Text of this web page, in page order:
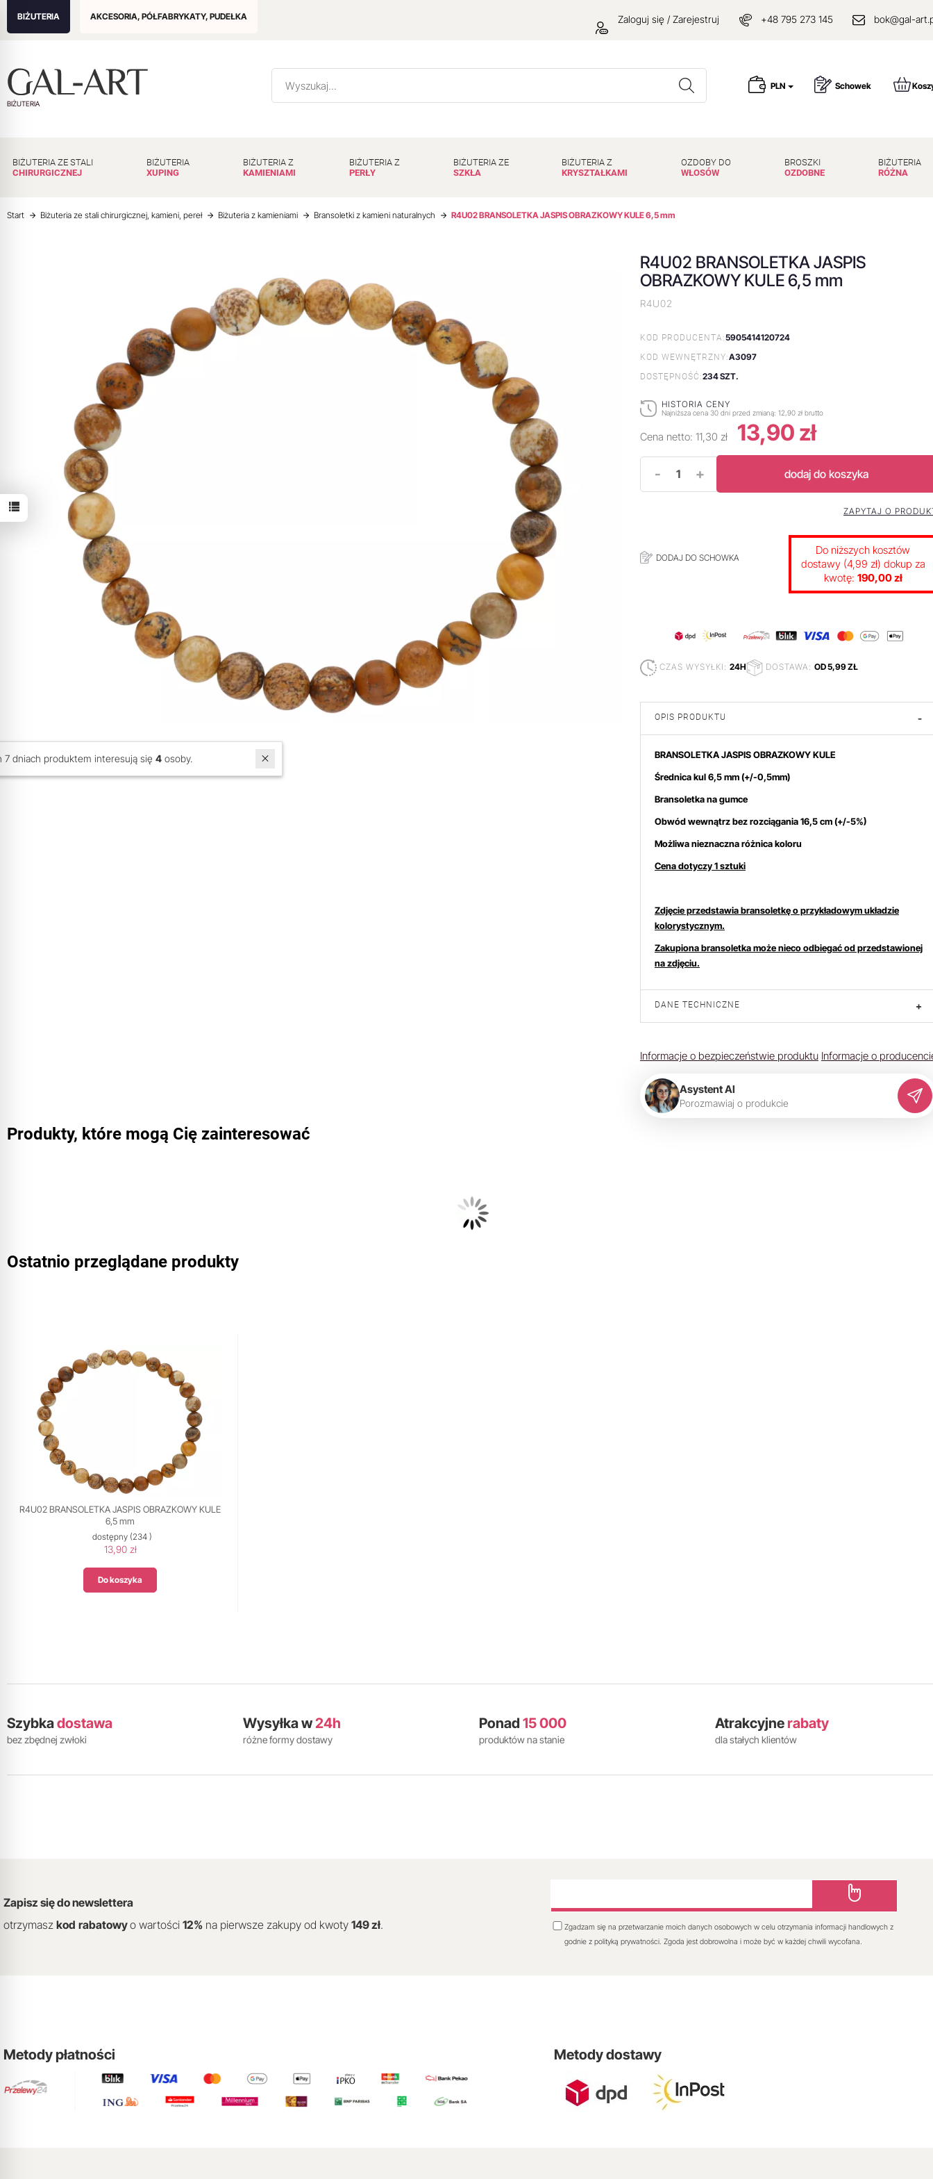
BIŻUTERIA AKCESORIA, PÓŁFABRYKATY, PUDEŁKA Zaloguj się / Zarejestruj +48 795 273 145 bok@gal-
BIŻUTERIA
Wyszukaj PLN Schowek
BIŻUTERIA ZE STALI
CHIRURGICZNEJ
BIŻUTERIA
XUPING
BIŻUTERIA Z
KAMIENIAMI
BIŻUTERIA Z
PERŁY
BIŻUTERIA ZE
SZKŁA
BIŻUTERIA Z
KRYSZTAŁKAMI
OZDOBY DO
WŁOSÓW
BROSZKI
OZDOBNE
BIŻUTERIA
RÓŻNA
Start Biżuteria ze stali chirurgicznej, kamieni, pereł Biżuteria z kamieniami Bransoletki z kamieni naturalnych R4U02 BRANSOLETKA JASPIS OBRAZKOWY KULE 6,5 mm
R4U02 BRANSOLETKA JASPIS
OBRAZKOWY KULE 6,5 mm
R4U02
KOD PRODUCENTA:5905414120724
KOD WEWNĘTRZNY:A3097
DOSTĘPNOŚĆ:234 SZT.
HISTORIA CENY
Najniższa cena 30 dni przed zmianą: 12,90 zł brutto
Cena netto: 11,30 zł 13,90 zł
- + dodaj do koszyka
DODAJ DO SCHOWKA
ZAPYTAJ O
Do niższych kosztów
dostawy (4,99 zł) dokup za
kwotę: 190,00 zł
CZAS WYSYŁKI: 24H DOSTAWA: OD 5,99 ZŁ
OPIS PRODUKTU -
BRANSOLETKA JASPIS OBRAZKOWY KULE
Średnica kul 6,5 mm(+/-0,5mm)
Bransoletka na gumce
Obwód wewnątrz bez rozciągania 16,5 cm (+/-5%)
Możliwa nieznaczna różnica koloru
Cena dotyczy 1 sztuki
Zdjęcie przedstawia bransoletkę o przykładowym układzie
kolorystycznym.
Zakupiona bransoletka może nieco odbiegać od przedstawionej
na zdjęciu.
DANE TECHNICZNE +
Informacje o bezpieczeństwie produktu Informacje o
Asystent AI
Porozmawiaj o produkcie
Produkty, które mogą Cię zainteresować
Ostatnio przeglądane produkty
R4U02 BRANSOLETKA JASPIS OBRAZKOWY KULE
6,5 mm
dostępny(234 )
13,90 zł
Do koszyka
W ostatnich 7 dniach produktem interesują się
Szybkadostawa
bez zbędnej zwłoki
Wysyłka w24h
różne formy dostawy
Ponad 15 000
produktów na stanie
Atrakcyjne rabaty
dla stałych klientów
Zapisz się do newslettera
otrzymasz kod rabatowyo wartości 12% na pierwsze zakupy od kwoty 149 zł.
Zgadzam się na przetwarzanie moich danych osobowych w celu otrzymania informacji handlowych z
godnie z polityką prywatności. Zgoda jest dobrowolna i może być w każdej chwili wycofana.
Metody płatności Metody dostawy